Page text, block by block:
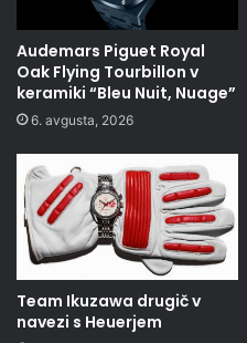
Audemars Piguet Royal
Oak Flying Tourbillon v
keramiki “Bleu Nuit, Nuage”
6. avgusta, 2026
Team Ikuzawa drugič v
navezi s Heuerjem